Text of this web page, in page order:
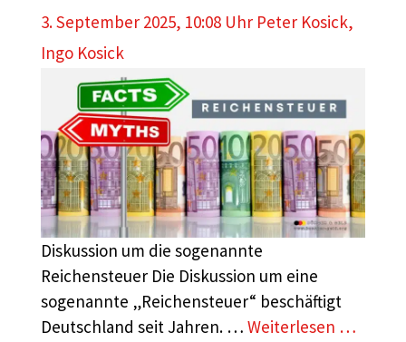
3. September 2025, 10:08 Uhr Peter Kosick,
Ingo Kosick
Diskussion um die sogenannte
Reichensteuer Die Diskussion um eine
sogenannte „Reichensteuer“ beschäftigt
Deutschland seit Jahren. … Weiterlesen …